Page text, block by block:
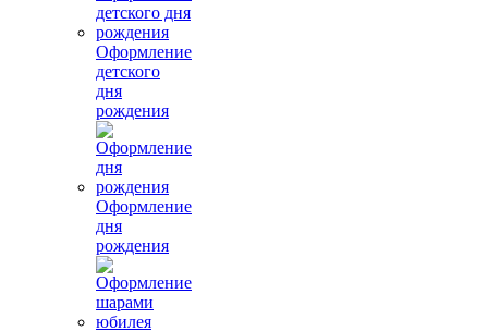
Оформление
детского
дня
рождения
Оформление
дня
рождения